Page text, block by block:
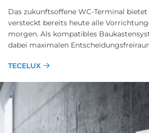
Das zukunftsoffene WC-Terminal
versteckt bereits heute alle
morgen. Als kompatibles
dabei maximalen
TECELUX